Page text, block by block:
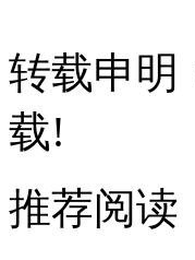
转载申明
载!
推荐阅读